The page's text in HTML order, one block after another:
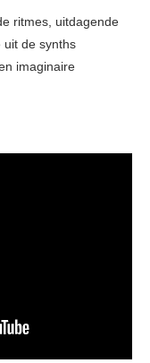
ritmes, uitdagende
uit de synths
imaginaire